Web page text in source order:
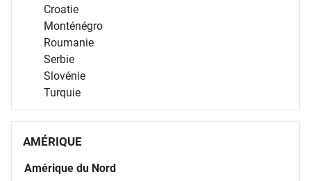
Croatie
Monténégro
Roumanie
Serbie
Slovénie
Turquie
AMÉRIQUE
Amérique du Nord